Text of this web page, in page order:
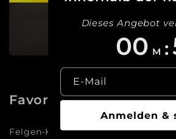
Dieses Angebot
00 M :
E-Mail
Anmelden &
Favoriten
Felgen-Konfigurator